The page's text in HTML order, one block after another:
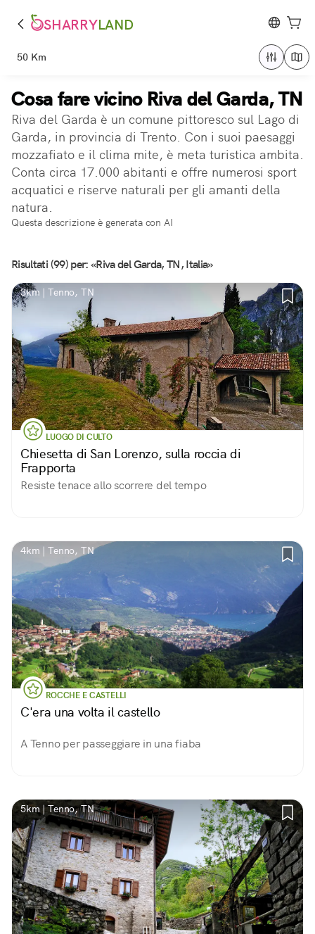
SHARRYLAND
50 Km
Cosa fare vicino Riva del Garda, TN
Riva del Garda è un comune pittoresco sul Lago di
Garda, in provincia di Trento. Con i suoi paesaggi
mozzafiato e il clima mite, è meta turistica ambita.
Conta circa 17.000 abitanti e offre numerosi sport
acquatici e riserve naturali per gli amanti della
natura.
Questa descrizione è generata con AI
Risultati (99) per: «Riva del Garda, TN, Italia»
3km | Tenno, TN
LUOGO DI CULTO
Chiesetta di San Lorenzo, sulla roccia di
Frapporta
Resiste tenace allo scorrere del tempo
4km | Tenno, TN
ROCCHE E CASTELLI
C'era una volta il castello
A Tenno per passeggiare in una fiaba
5km | Tenno, TN